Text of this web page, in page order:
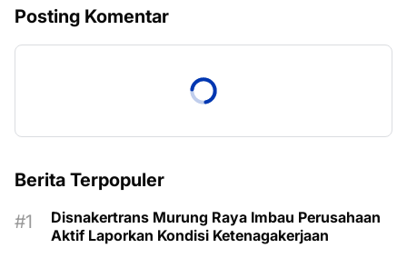
Posting Komentar
Berita Terpopuler
Disnakertrans Murung Raya Imbau Perusahaan
Aktif Laporkan Kondisi Ketenagakerjaan